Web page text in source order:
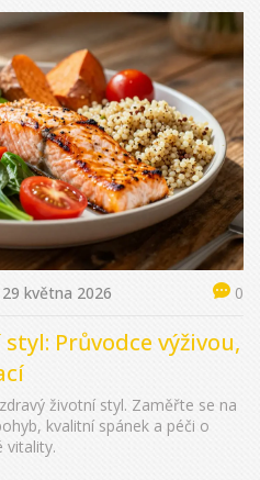
29 května 2026 0
Průvodce výživou,
životní styl. Zaměřte se na
kvalitní spánek a péči o
vitality.